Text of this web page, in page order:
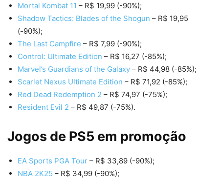
Mortal Kombat 11 – R$ 19,99 (-90%);
Shadow Tactics: Blades of the Shogun – R$ 19,95
(-90%);
The Last Campfire – R$ 7,99 (-90%);
Control: Ultimate Edition – R$ 16,27 (-85%);
Marvel’s Guardians of the Galaxy – R$ 44,98 (-85%);
Scarlet Nexus Ultimate Edition – R$ 71,92 (-85%);
Red Dead Redemption 2 – R$ 74,97 (-75%);
Resident Evil 2 – R$ 49,87 (-75%).
Jogos de PS5 em promoção
EA Sports PGA Tour – R$ 33,89 (-90%);
NBA 2K25 – R$ 34,99 (-90%);